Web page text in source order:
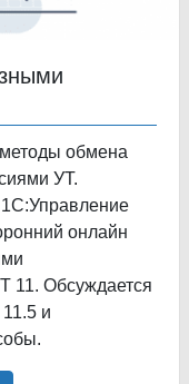
обмена
УТ.
онлайн
11. Обсуждается
и